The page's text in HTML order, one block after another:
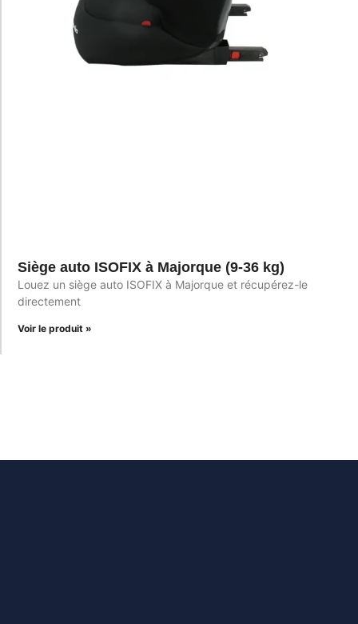
Siège auto ISOFIX à Majorque (9-36 kg)
Louez un siège auto ISOFIX à Majorque et récupérez-le
directement
Voir le produit »